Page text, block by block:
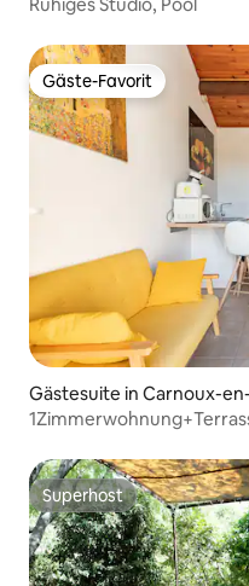
Gäste-Favorit
Gäste-Favorit
Gästesuite in Carnoux-
Superhost
Superhost